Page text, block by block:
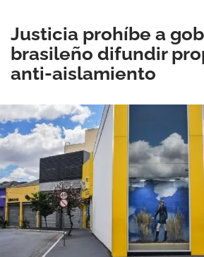
Justicia prohíbe a
brasileño difundir
anti-aislamiento